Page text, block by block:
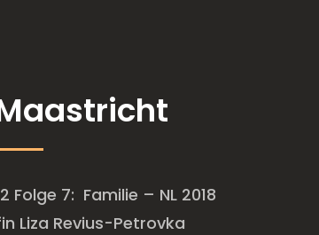
Folge 7: Familie – NL 2018
Liza Revius-Petrovka